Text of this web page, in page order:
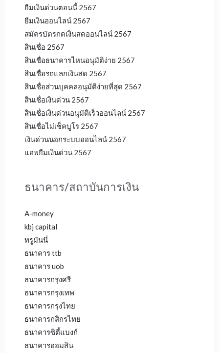
ยืมเงินด่วนตอนนี้ 2567
ยืมเงินออนไลน์ 2567
สมัครบัตรกดเงินสดออนไลน์ 2567
สินเชื่อ 2567
สินเชื่อธนาคารไหนอนุมัติง่าย 2567
สินเชื่อรถแลกเงินสด 2567
สินเชื่อส่วนบุคคลอนุมัติง่ายที่สุด 2567
สินเชื่อเงินด่วน 2567
สินเชื่อเงินด่วนอนุมัติเร็วออนไลน์ 2567
สินเชื่อไม่เช็คบูโร 2567
เงินด่วนนอกระบบออนไลน์ 2567
แอพยืมเงินด่วน 2567
ธนาคาร/สถาบันการเงิน
A-money
kbj capital
ทรูมันนี่
ธนาคาร ttb
ธนาคาร uob
ธนาคารกรุงศรี
ธนาคารกรุงเทพ
ธนาคารกรุงไทย
ธนาคารกสิกรไทย
ธนาคารซิตี้แบงก์
ธนาคารออมสิน